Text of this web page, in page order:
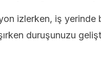
izlerken, iş
duruşunuzu